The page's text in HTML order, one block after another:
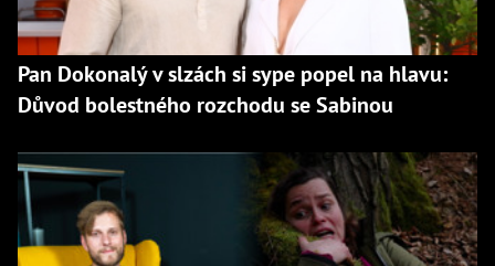
Pan Dokonalý v slzách si sype popel na hlavu:
Důvod bolestného rozchodu se Sabinou